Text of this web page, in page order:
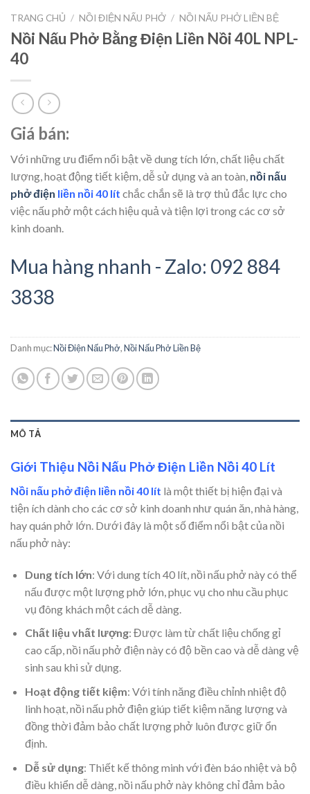
TRANG CHỦ / NỒI ĐIỆN NẤU PHỞ / NỒI NẤU PHỞ LIỀN BỆ
Nồi Nấu Phở Bằng Điện Liền Nồi 40L NPL-
40
Giá bán:
Với những ưu điểm nổi bật về dung tích lớn, chất liệu chất
lượng, hoạt động tiết kiệm, dễ sử dụng và an toàn, nồi nấu
phở điện liền nồi 40 lít chắc chắn sẽ là trợ thủ đắc lực cho
việc nấu phở một cách hiệu quả và tiện lợi trong các cơ sở
kinh doanh.
Mua hàng nhanh - Zalo: 092 884
3838
Danh mục:Nồi Điện Nấu Phở,Nồi Nấu Phở Liền Bệ
MÔ TẢ
Giới Thiệu Nồi Nấu Phở Điện Liền Nồi 40 Lít
Nồi nấu phở điện liền nồi 40 lít là một thiết bị hiện đại và
tiện ích dành cho các cơ sở kinh doanh như quán ăn, nhà hàng,
hay quán phở lớn. Dưới đây là một số điểm nổi bật của nồi
nấu phở này:
Dung tích lớn: Với dung tích 40 lít, nồi nấu phở này có thể
nấu được một lượng phở lớn, phục vụ cho nhu cầu phục
vụ đông khách một cách dễ dàng.
Chất liệu vhất lượng: Được làm từ chất liệu chống gỉ
cao cấp, nồi nấu phở điện này có độ bền cao và dễ dàng vệ
sinh sau khi sử dụng.
Hoạt động tiết kiệm: Với tính năng điều chỉnh nhiệt độ
linh hoạt, nồi nấu phở điện giúp tiết kiệm năng lượng và
đồng thời đảm bảo chất lượng phở luôn được giữ ổn
định.
Dễ sử dụng: Thiết kế thông minh với đèn báo nhiệt và bộ
điều khiển dễ dàng, nồi nấu phở này không chỉ đảm bảo